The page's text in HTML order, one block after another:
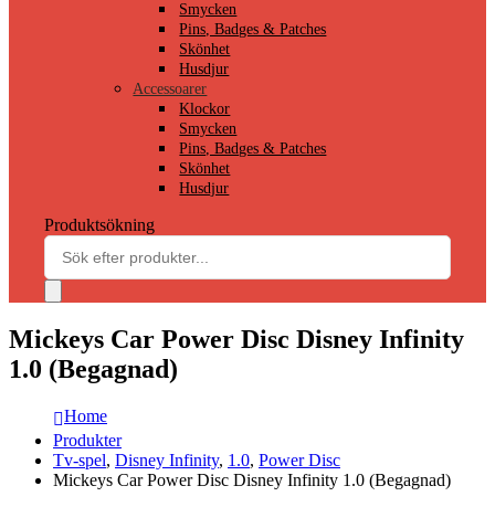
Smycken
Pins, Badges & Patches
Skönhet
Husdjur
Accessoarer
Klockor
Smycken
Pins, Badges & Patches
Skönhet
Husdjur
Produktsökning
Mickeys Car Power Disc Disney Infinity
1.0 (Begagnad)
Home
Produkter
Tv-spel, Disney Infinity, 1.0, Power Disc
Mickeys Car Power Disc Disney Infinity 1.0 (Begagnad)